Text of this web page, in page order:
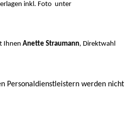
inkl. Foto unter
Ihnen Anette Straumann, Direktwahl
Personaldienstleistern werden nicht